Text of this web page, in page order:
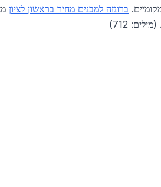
ברונזה למבנים מחיר בראשון לציון
712)